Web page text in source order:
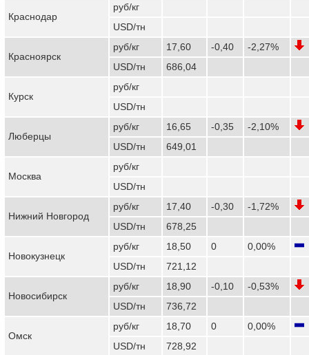
Краснодар
руб/кг
USD/тн
Красноярск
руб/кг 17,60 -0,40
-2,27%
USD/тн
686,04
Курск
руб/кг
USD/тн
Люберцы
руб/кг 16,65 -0,35
-2,10%
USD/тн
649,01
Москва
руб/кг
USD/тн
Нижний Новгород
руб/кг 17,40 -0,30
-1,72%
USD/тн
678,25
Новокузнецк
руб/кг 18,50 0
0,00%
USD/тн
721,12
Новосибирск
руб/кг 18,90 -0,10
-0,53%
USD/тн
736,72
Омск
руб/кг 18,70 0
0,00%
USD/тн
728,92